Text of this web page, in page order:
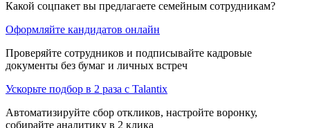
Какой соцпакет вы предлагаете семейным сотрудникам?
Оформляйте кандидатов онлайн
Проверяйте сотрудников и подписывайте кадровые
документы без бумаг и личных встреч
Ускорьте подбор в 2 раза с Talantix
Автоматизируйте сбор откликов, настройте воронку,
собирайте аналитику в 2 клика